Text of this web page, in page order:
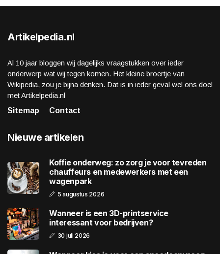
Artikelpedia.nl
Al 10 jaar bloggen wij dagelijks vraagstukken over ieder
onderwerp wat wij tegen komen. Het kleine broertje van
Wikipedia, zou je bijna denken. Dat is in ieder geval wel ons doel
met Artikelpedia.nl
Sitemap
Contact
Nieuwe artikelen
Koffie onderweg: zo zorg je voor tevreden
chauffeurs en medewerkers met een
wagenpark
5 augustus 2026
Wanneer is een 3D-printservice
interessant voor bedrijven?
30 juli 2026